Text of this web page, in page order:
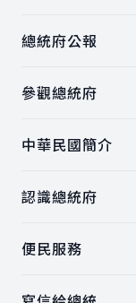
總統府公報
參觀總統府
中華民國簡介
認識總統府
便民服務